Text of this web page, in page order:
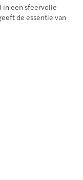
in een sfeervolle
de essentie van